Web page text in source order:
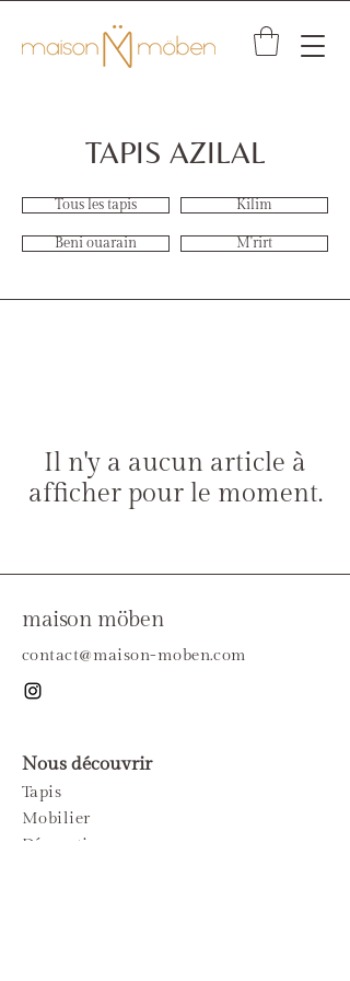
TAPIS AZILAL
Tous les tapis Kilim
Beni ouarain M'rirt
Il n'y a aucun article à
afficher pour le moment.
maison möben
contact@maison-moben.com
Nous découvrir
Tapis
Mobilier
Décoration